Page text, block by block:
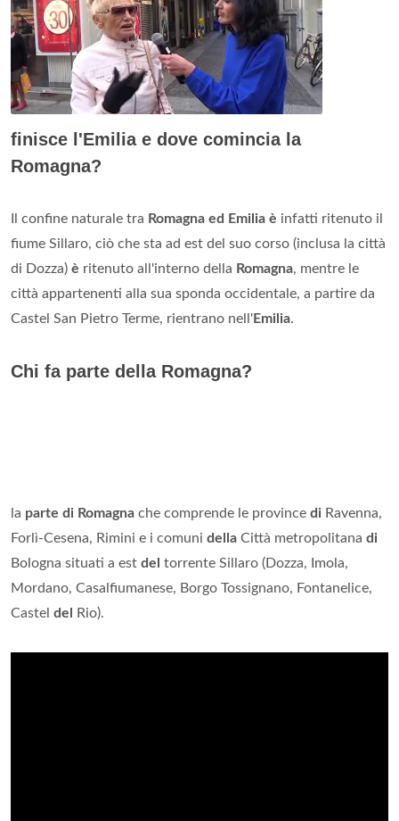
finisce l'Emilia e dove comincia la
Romagna?
Il confine naturale tra Romagna ed Emilia è infatti ritenuto il
fiume Sillaro, ciò che sta ad est del suo corso (inclusa la città
di Dozza) è ritenuto all'interno della Romagna, mentre le
città appartenenti alla sua sponda occidentale, a partire da
Castel San Pietro Terme, rientrano nell'Emilia.
Chi fa parte della Romagna?
la parte di Romagna che comprende le province di Ravenna,
Forlì-Cesena, Rimini e i comuni della Città metropolitana di
Bologna situati a est del torrente Sillaro (Dozza, Imola,
Mordano, Casalfiumanese, Borgo Tossignano, Fontanelice,
Castel del Rio).